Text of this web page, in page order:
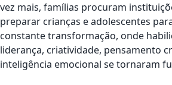
vez mais, famílias procuram
preparar crianças e adolescentes
constante transformação, onde
liderança, criatividade, pensamento
inteligência emocional se tornaram